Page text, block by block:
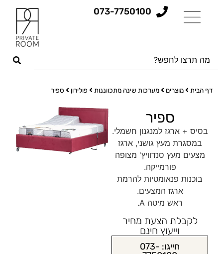
073-7750100
דף הבית מוצרים מערכות שינה מתכווננות פולירון ספיר
ספיר
בסיס + ארגז למנגנון חשמלי.
במסגרת מעץ גושני, ארגז
מצעים מעץ סנדוויץ' מצופה
פורמייקה.
בוכנות פנאומטיות להרמת
ארגז המצעים.
ראש מיטה A.
לקבלת הצעת מחיר
וייעוץ חינם
חייגו: 073-